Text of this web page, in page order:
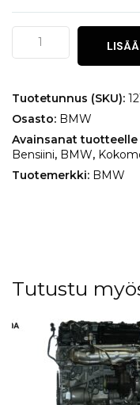
BMW
(G20)
määrä
Tuotetunnus (SKU):
Osasto: BMW
Avainsanat tuotteelle
Bensiini, BMW,
Tuotemerkki: BMW
Tutustu